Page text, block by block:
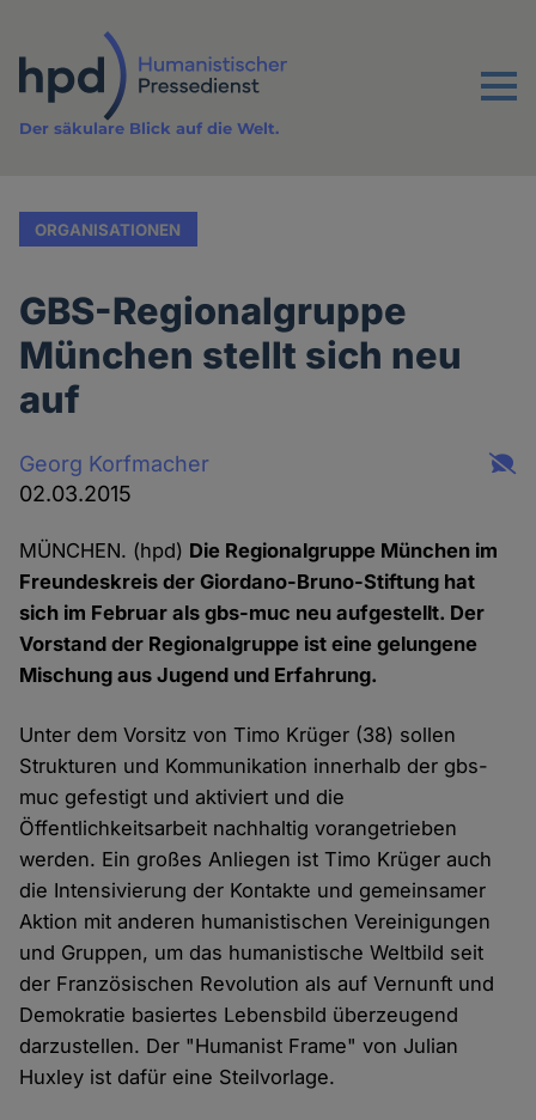
Inhalt
Menu
Der säkulare Blick auf die Welt.
ORGANISATIONEN
GBS-Regionalgruppe
München stellt sich neu
auf
Georg Korfmacher
02.03.2015
MÜNCHEN. (hpd) Die Regionalgruppe München im
Freundeskreis der Giordano-Bruno-Stiftung hat
sich im Februar als gbs-muc neu aufgestellt. Der
Vorstand der Regionalgruppe ist eine gelungene
Mischung aus Jugend und Erfahrung.
Unter dem Vorsitz von Timo Krüger (38) sollen
Strukturen und Kommunikation innerhalb der gbs-
muc gefestigt und aktiviert und die
Öffentlichkeitsarbeit nachhaltig vorangetrieben
werden. Ein großes Anliegen ist Timo Krüger auch
die Intensivierung der Kontakte und gemeinsamer
Aktion mit anderen humanistischen Vereinigungen
und Gruppen, um das humanistische Weltbild seit
der Französischen Revolution als auf Vernunft und
Demokratie basiertes Lebensbild überzeugend
darzustellen. Der "Humanist Frame" von Julian
Huxley ist dafür eine Steilvorlage.